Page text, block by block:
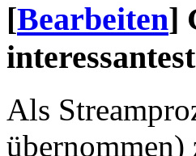
[Bearbeiten]
Als
übernommen)